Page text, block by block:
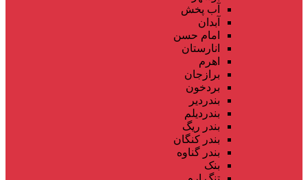
آب پخش
آبدان
امام حسن
انارستان
اهرم
برازجان
بردخون
بندردیر
بندردیلم
بندر ریگ
بندر کنگان
بندر گناوه
بنک